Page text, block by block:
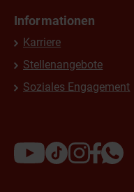
Informationen
Karriere
Stellenangebote
Soziales Engagement